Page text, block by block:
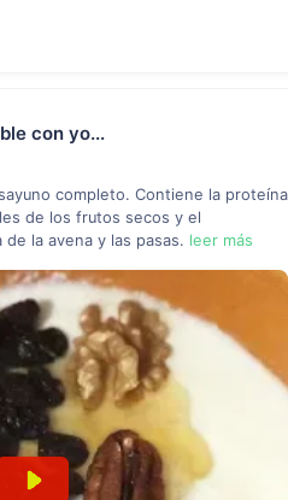
con yo...
completo. Contiene la proteína
de los frutos secos y el
la avena y las pasas. leer más